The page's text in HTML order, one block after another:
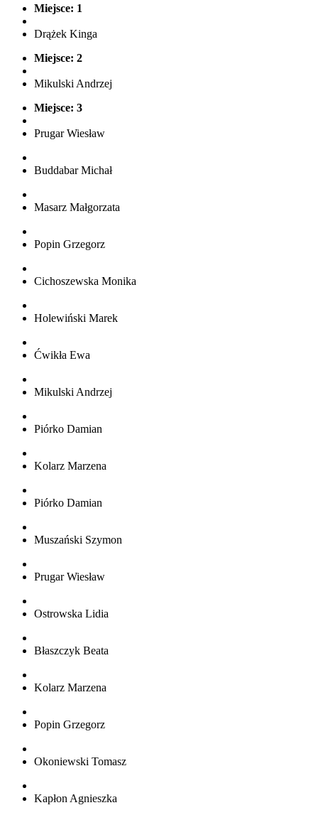
Miejsce: 1
Drążek Kinga
Miejsce: 2
Mikulski Andrzej
Miejsce: 3
Prugar Wiesław
Buddabar Michał
Masarz Małgorzata
Popin Grzegorz
Cichoszewska Monika
Holewiński Marek
Ćwikła Ewa
Mikulski Andrzej
Piórko Damian
Kolarz Marzena
Piórko Damian
Muszański Szymon
Prugar Wiesław
Ostrowska Lidia
Błaszczyk Beata
Kolarz Marzena
Popin Grzegorz
Okoniewski Tomasz
Kapłon Agnieszka